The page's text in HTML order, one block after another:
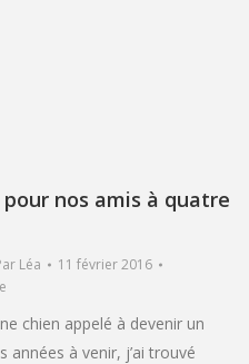
nos amis à quatre
Léa
11 février 2016
chien appelé à devenir un
années à venir, j’ai trouvé